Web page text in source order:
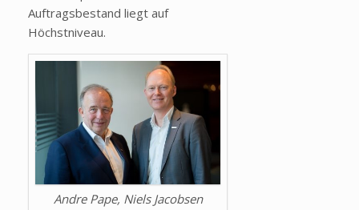
Auftragsbestand liegt auf
Höchstniveau.
Andre Pape, Niels Jacobsen